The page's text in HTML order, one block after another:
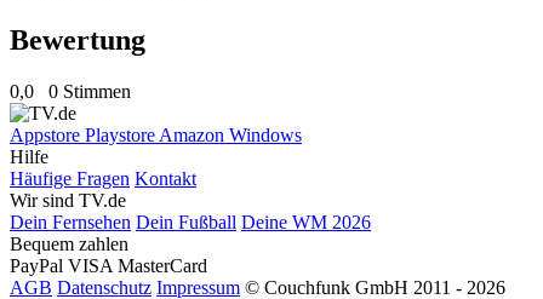
Bewertung
0,0 0 Stimmen
Appstore Playstore Amazon Windows
Hilfe
Häufige Fragen Kontakt
Wir sind TV.de
Dein Fernsehen Dein Fußball Deine WM 2026
Bequem zahlen
PayPal VISA MasterCard
AGB Datenschutz Impressum © Couchfunk GmbH 2011 - 2026